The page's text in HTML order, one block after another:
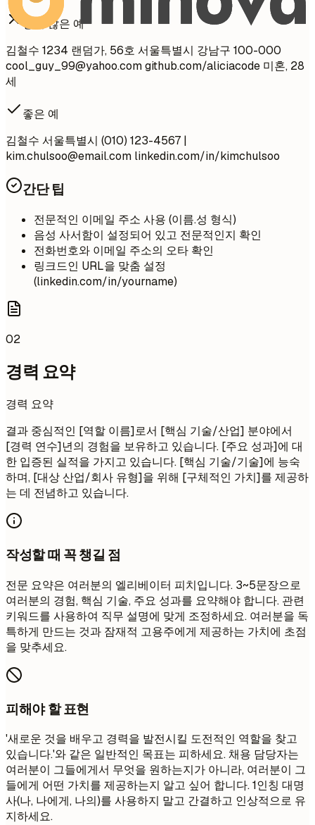
좋지 않은 예
김철수 1234 랜덤가, 56호 서울특별시 강남구 100-000
cool_guy_99@yahoo.comgithub.com/aliciacode 미혼, 28
세
좋은 예
김철수 서울특별시 (010) 123-4567 |
kim.chulsoo@email.com linkedin.com/in/kimchulsoo
간단 팁
전문적인 이메일 주소 사용 (이름.성 형식)
음성 사서함이 설정되어 있고 전문적인지 확인
전화번호와 이메일 주소의 오타 확인
링크드인 URL을 맞춤 설정
(linkedin.com/in/yourname)
02
경력 요약
경력 요약
결과 중심적인 [역할 이름]로서 [핵심 기술/산업] 분야에서
[경력 연수]년의 경험을 보유하고 있습니다. [주요 성과]에 대
한 입증된 실적을 가지고 있습니다. [핵심 기술/기술]에 능숙
하며, [대상 산업/회사 유형]을 위해 [구체적인 가치]를 제공하
는 데 전념하고 있습니다.
작성할 때 꼭 챙길 점
전문 요약은 여러분의 엘리베이터 피치입니다. 3~5문장으로
여러분의 경험, 핵심 기술, 주요 성과를 요약해야 합니다. 관련
키워드를 사용하여 직무 설명에 맞게 조정하세요. 여러분을 독
특하게 만드는 것과 잠재적 고용주에게 제공하는 가치에 초점
을 맞추세요.
피해야 할 표현
'새로운 것을 배우고 경력을 발전시킬 도전적인 역할을 찾고
있습니다.'와 같은 일반적인 목표는 피하세요. 채용 담당자는
여러분이 그들에게서 무엇을 원하는지가 아니라, 여러분이 그
들에게 어떤 가치를 제공하는지 알고 싶어 합니다. 1인칭 대명
사(나, 나에게, 나의)를 사용하지 말고 간결하고 인상적으로 유
지하세요.